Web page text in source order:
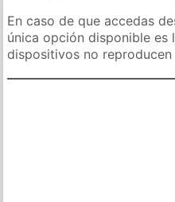
En caso de que accedas
única opción disponible es
dispositivos no reproducen